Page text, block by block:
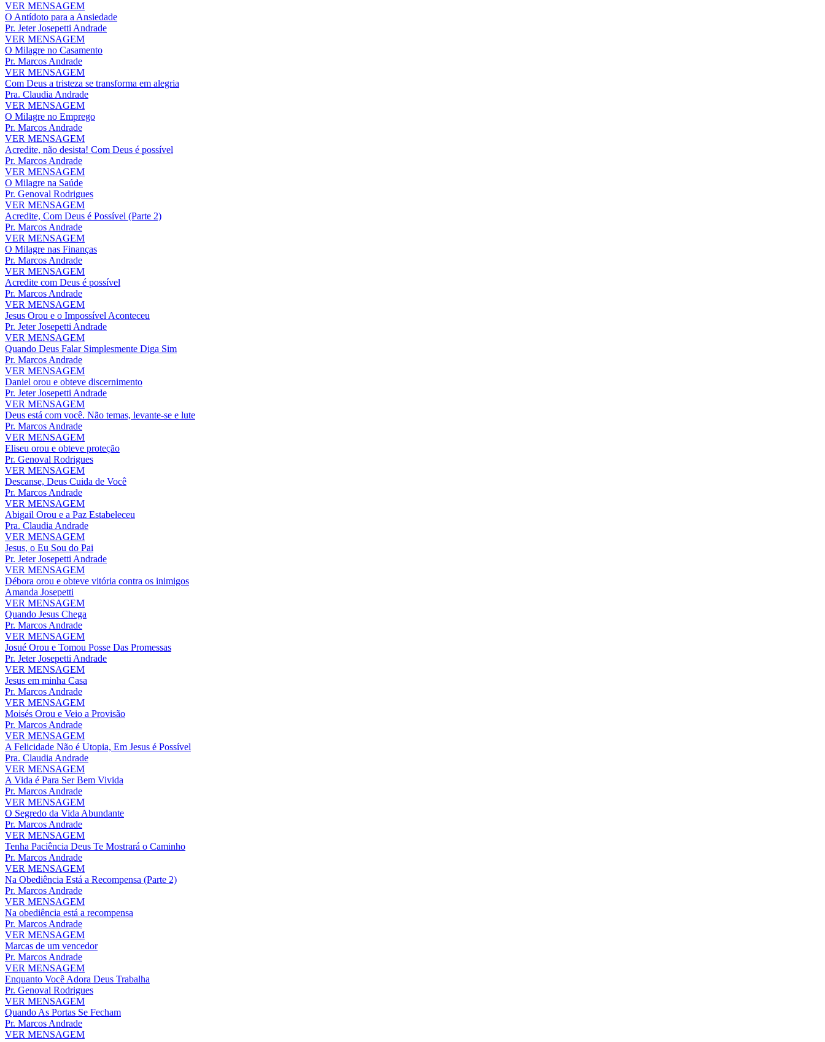
VER MENSAGEM
O Antídoto para a Ansiedade
Pr. Jeter Josepetti Andrade
VER MENSAGEM
O Milagre no Casamento
Pr. Marcos Andrade
VER MENSAGEM
Com Deus a tristeza se transforma em alegria
Pra. Claudia Andrade
VER MENSAGEM
O Milagre no Emprego
Pr. Marcos Andrade
VER MENSAGEM
Acredite, não desista! Com Deus é possível
Pr. Marcos Andrade
VER MENSAGEM
O Milagre na Saúde
Pr. Genoval Rodrigues
VER MENSAGEM
Acredite, Com Deus é Possível (Parte 2)
Pr. Marcos Andrade
VER MENSAGEM
O Milagre nas Finanças
Pr. Marcos Andrade
VER MENSAGEM
Acredite com Deus é possível
Pr. Marcos Andrade
VER MENSAGEM
Jesus Orou e o Impossível Aconteceu
Pr. Jeter Josepetti Andrade
VER MENSAGEM
Quando Deus Falar Simplesmente Diga Sim
Pr. Marcos Andrade
VER MENSAGEM
Daniel orou e obteve discernimento
Pr. Jeter Josepetti Andrade
VER MENSAGEM
Deus está com você. Não temas, levante-se e lute
Pr. Marcos Andrade
VER MENSAGEM
Eliseu orou e obteve proteção
Pr. Genoval Rodrigues
VER MENSAGEM
Descanse, Deus Cuida de Você
Pr. Marcos Andrade
VER MENSAGEM
Abigail Orou e a Paz Estabeleceu
Pra. Claudia Andrade
VER MENSAGEM
Jesus, o Eu Sou do Pai
Pr. Jeter Josepetti Andrade
VER MENSAGEM
Débora orou e obteve vitória contra os inimigos
Amanda Josepetti
VER MENSAGEM
Quando Jesus Chega
Pr. Marcos Andrade
VER MENSAGEM
Josué Orou e Tomou Posse Das Promessas
Pr. Jeter Josepetti Andrade
VER MENSAGEM
Jesus em minha Casa
Pr. Marcos Andrade
VER MENSAGEM
Moisés Orou e Veio a Provisão
Pr. Marcos Andrade
VER MENSAGEM
A Felicidade Não é Utopia, Em Jesus é Possível
Pra. Claudia Andrade
VER MENSAGEM
A Vida é Para Ser Bem Vivida
Pr. Marcos Andrade
VER MENSAGEM
O Segredo da Vida Abundante
Pr. Marcos Andrade
VER MENSAGEM
Tenha Paciência Deus Te Mostrará o Caminho
Pr. Marcos Andrade
VER MENSAGEM
Na Obediência Está a Recompensa (Parte 2)
Pr. Marcos Andrade
VER MENSAGEM
Na obediência está a recompensa
Pr. Marcos Andrade
VER MENSAGEM
Marcas de um vencedor
Pr. Marcos Andrade
VER MENSAGEM
Enquanto Você Adora Deus Trabalha
Pr. Genoval Rodrigues
VER MENSAGEM
Quando As Portas Se Fecham
Pr. Marcos Andrade
VER MENSAGEM